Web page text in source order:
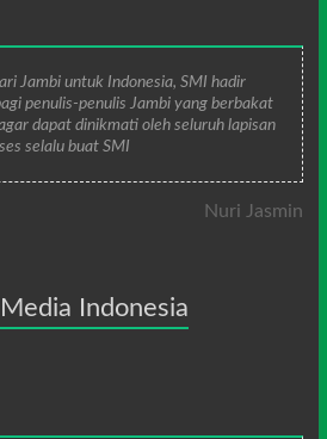
Jambi untuk Indonesia, SMI hadir
penulis-penulis Jambi yang berbakat
dapat dinikmati oleh seluruh lapisan
selalu buat SMI
Nuri Jasmin
Indonesia